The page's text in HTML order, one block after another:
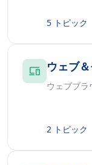
5 トピック
ウェブ
ウェブブラ
2 トピック